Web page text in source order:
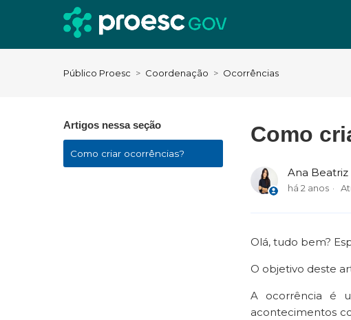
Público Proesc Coordenação Ocorrências
Artigos nessa seção
Como criar ocorrências?
Como
Ana Beatriz
há 2 anos
Olá, tudo bem?
O objetivo deste
A ocorrência é
acontecimentos